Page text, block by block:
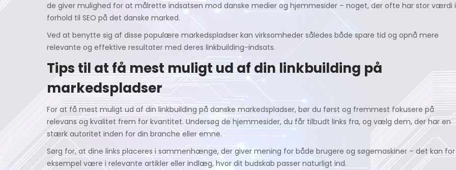
de giver mulighed for at målrette indsatsen mod danske medier og hjemmesider – noget, der ofte har stor værdi i
forhold til SEO på det danske marked.
Ved at benytte sig af disse populære markedspladser kan virksomheder således både spare tid og opnå mere
relevante og effektive resultater med deres linkbuilding-indsats.
Tips til at få mest muligt ud af din linkbuilding på
markedspladser
For at få mest muligt ud af din linkbuilding på danske markedspladser, bør du først og fremmest fokusere på
relevans og kvalitet frem for kvantitet. Undersøg de hjemmesider, du får tilbudt links fra, og vælg dem, der har en
stærk autoritet inden for din branche eller emne.
Sørg for, at dine links placeres i sammenhænge, der giver mening for både brugere og søgemaskiner – det kan for
eksempel være i relevante artikler eller indlæg, hvor dit budskab passer naturligt ind.